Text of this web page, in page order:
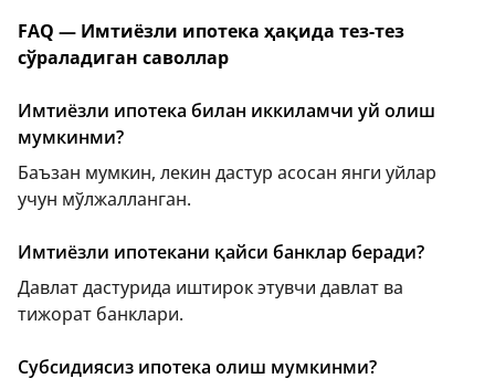
FAQ — Имтиёзли ипотека ҳақида тез-тез
сўраладиган саволлар
Имтиёзли ипотека билан иккиламчи уй олиш
мумкинми?
Баъзан мумкин, лекин дастур асосан янги уйлар
учун мўлжалланган.
Имтиёзли ипотекани қайси банклар беради?
Давлат дастурида иштирок этувчи давлат ва
тижорат банклари.
Субсидиясиз ипотека олиш мумкинми?